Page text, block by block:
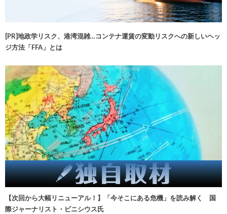
[PR]地政学リスク、港湾混雑…コンテナ運賃の変動リスクへの新しいヘッ
ジ方法「FFA」とは
【次回から大幅リニューアル！】「今そこにある危機」を読み解く 国
際ジャーナリスト・ビニシウス氏